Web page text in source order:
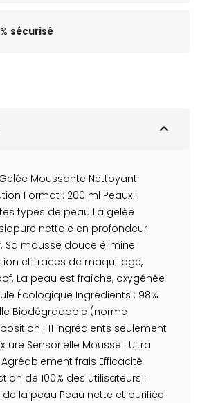
sécurisé
expand_less
Moussante Nettoyant
Format : 200 ml Peaux :
types de peau La gelée
nettoie en profondeur
Sa mousse douce élimine
et traces de maquillage,
La peau est fraîche, oxygénée
Écologique Ingrédients : 98%
Biodégradable (norme
: 11 ingrédients seulement
Sensorielle Mousse : Ultra
frais Efficacité
de 100% des utilisateurs :
la peau Peau nette et purifiée